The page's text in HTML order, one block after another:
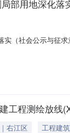
部用地深化落
（社会公示与征
东西向布局；
工程测绘放线
右江区
工程建筑